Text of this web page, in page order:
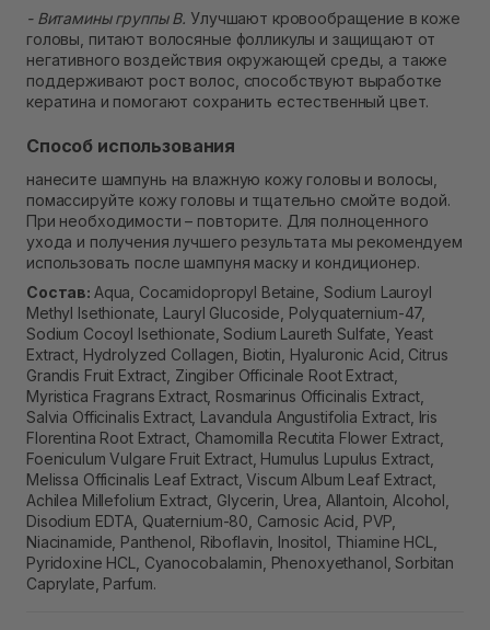
- Витамины группы B. Улучшают кровообращение в коже
головы, питают волосяные фолликулы и защищают от
негативного воздействия окружающей среды, а также
поддерживают рост волос, способствуют выработке
кератина и помогают сохранить естественный цвет.
Способ использования
нанесите шампунь на влажную кожу головы и волосы,
помассируйте кожу головы и тщательно смойте водой.
При необходимости – повторите. Для полноценного
ухода и получения лучшего результата мы рекомендуем
использовать после шампуня маску и кондиционер.
Состав: Aqua, Cocamidopropyl Betaine, Sodium Lauroyl
Methyl Isethionate, Lauryl Glucoside, Polyquaternium-47,
Sodium Cocoyl Isethionate, Sodium Laureth Sulfate, Yeast
Extract, Hydrolyzed Collagen, Biotin, Hyaluronic Acid, Citrus
Grandis Fruit Extract, Zingiber Officinale Root Extract,
Myristica Fragrans Extract, Rosmarinus Officinalis Extract,
Salvia Officinalis Extract, Lavandula Angustifolia Extract, Iris
Florentina Root Extract, Chamomilla Recutita Flower Extract,
Foeniculum Vulgare Fruit Extract, Humulus Lupulus Extract,
Melissa Officinalis Leaf Extract, Viscum Album Leaf Extract,
Achilea Millefolium Extract, Glycerin, Urea, Allantoin, Alcohol,
Disodium EDTA, Quaternium-80, Carnosic Acid, PVP,
Niacinamide, Panthenol, Riboflavin, Inositol, Thiamine HCL,
Pyridoxine HCL, Cyanocobalamin, Phenoxyethanol, Sorbitan
Caprylate, Parfum.